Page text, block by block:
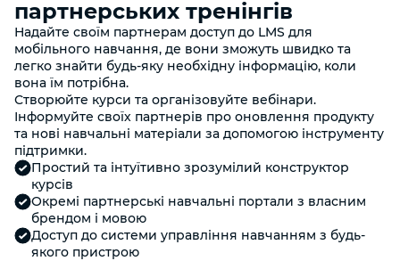
партнерських тренінгів
Надайте своїм партнерам доступ до LMS для
мобільного навчання, де вони зможуть швидко та
легко знайти будь-яку необхідну інформацію, коли
вона їм потрібна.
Створюйте курси та організовуйте вебінари.
Інформуйте своїх партнерів про оновлення продукту
та нові навчальні матеріали за допомогою інструменту
підтримки.
Простий та інтуїтивно зрозумілий конструктор
курсів
Окремі партнерські навчальні портали з власним
брендом і мовою
Доступ до системи управління навчанням з будь-
якого пристрою